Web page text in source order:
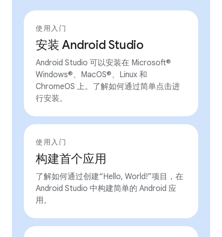
使用入门
安装 Android Studio
Android Studio 可以安装在 Microsoft®
Windows®、MacOS®、Linux 和
ChromeOS 上。了解如何通过简单点击进
行安装。
使用入门
构建首个应用
了解如何通过创建“Hello, World!”项目，在
Android Studio 中构建简单的 Android 应
用。